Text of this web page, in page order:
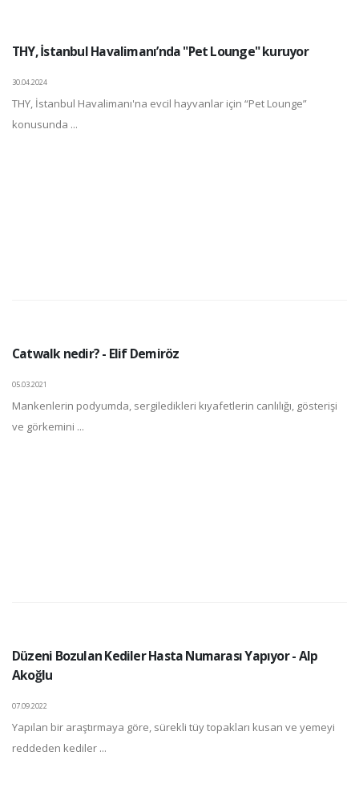
THY, İstanbul Havalimanı’nda "Pet Lounge" kuruyor
30.04.2024
THY, İstanbul Havalimanı'na evcil hayvanlar için “Pet Lounge”
konusunda ...
Catwalk nedir? - Elif Demiröz
05.03.2021
Mankenlerin podyumda, sergiledikleri kıyafetlerin canlılığı, gösterişi
ve görkemini ...
Düzeni Bozulan Kediler Hasta Numarası Yapıyor - Alp
Akoğlu
07.09.2022
Yapılan bir araştırmaya göre, sürekli tüy topakları kusan ve yemeyi
reddeden kediler ...